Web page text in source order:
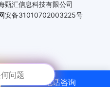
安备31010702003225号
甄汇信息科技有限公司
电话咨询